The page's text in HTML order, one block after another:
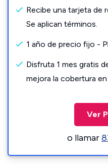
Recibe una tarjeta de
Se aplican términos.
1 año de precio fijo -
Disfruta 1 mes gratis
mejora la cobertura
Ver
o llamar